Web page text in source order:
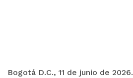
Bogotá D.C., 11 de junio de 2026.